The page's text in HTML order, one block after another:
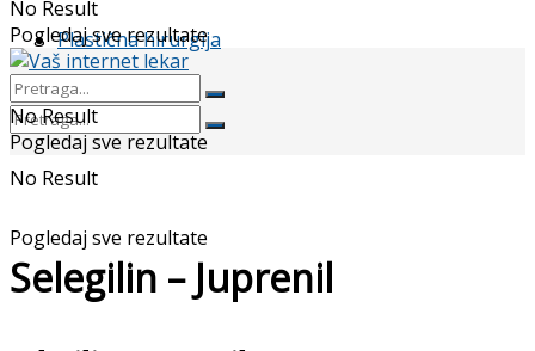
Plastična hirurgija
No Result
Pogledaj sve rezultate
No Result
Pogledaj sve rezultate
No Result
Pogledaj sve rezultate
Selegilin – Juprenil